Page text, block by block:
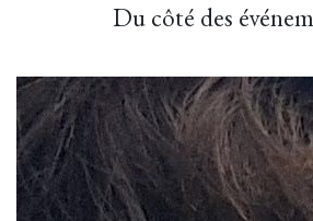
Du côté des